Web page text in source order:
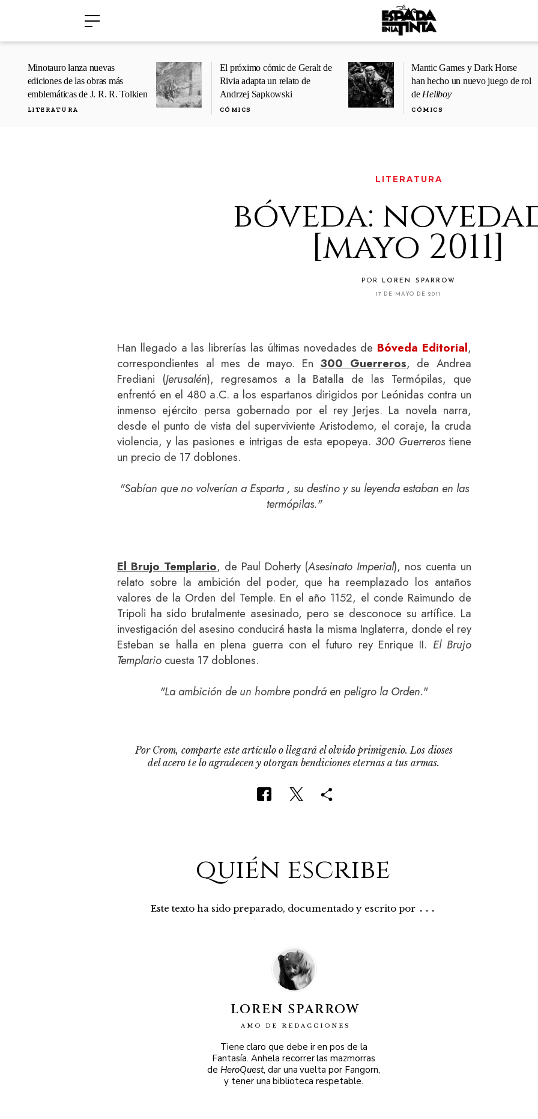
Minotauro lanza nuevas
ediciones de las obras más
emblemáticas de J. R. R. Tolkien
LITERATURA
El próximo cómic de Geralt de
Rivia adapta un relato de
Andrzej Sapkowski
CÓMICS
Mantic Games y Dark Horse
han hecho un nuevo juego de rol
de Hellboy
CÓMICS
LITERATURA
bóveda:
[mayo 2011]
POR LOREN SPARROW
17 DE MAYO DE 2011
Han llegado a las librerías las últimas novedades de Bóveda Editorial,
correspondientes al mes de mayo. En 300 Guerreros, de Andrea
Frediani (Jerusalén), regresamos a la Batalla de las Termópilas, que
enfrentó en el 480 a.C. a los espartanos dirigidos por Leónidas contra un
inmenso ejército persa gobernado por el rey Jerjes. La novela narra,
desde el punto de vista del superviviente Aristodemo, el coraje, la cruda
violencia, y las pasiones e intrigas de esta epopeya. 300 Guerrerostiene
un precio de 17 doblones.
"Sabían que no volverían a Esparta , su destino y su leyenda estaban en las
termópilas."
El Brujo Templario, de Paul Doherty (Asesinato Imperial), nos cuenta un
relato sobre la ambición del poder, que ha reemplazado los antaños
valores de la Orden del Temple. En el año 1152, el conde Raimundo de
Tripoli ha sido brutalmente asesinado, pero se desconoce su artífice. La
investigación del asesino conducirá hasta la misma Inglaterra, donde el rey
Esteban se halla en plena guerra con el futuro rey Enrique II. El Brujo
Templario cuesta 17 doblones.
"La ambición de un hombre pondrá en peligro la Orden."
Por Crom, comparte este artículo o llegará el olvido primigenio. Los dioses
del acero te lo agradecen y otorgan bendiciones eternas a tus armas.
quién escribe
Este texto ha sido preparado, documentado y escrito por ...
LOREN SPARROW
AMO DE REDACCIONES
Tiene claro que debe ir en pos de la
Fantasía. Anhela recorrer las mazmorras
de HeroQuest, dar una vuelta por Fangorn,
y tener una biblioteca respetable.
›